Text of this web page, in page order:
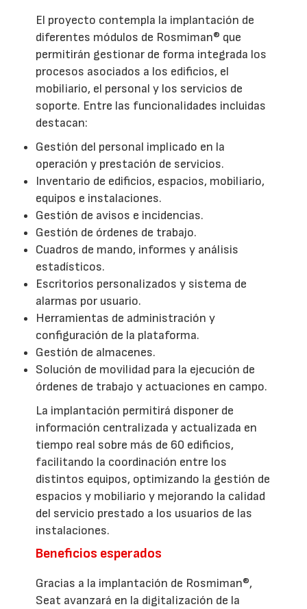
El proyecto contempla la implantación de
diferentes módulos de Rosmiman® que
permitirán gestionar de forma integrada los
procesos asociados a los edificios, el
mobiliario, el personal y los servicios de
soporte. Entre las funcionalidades incluidas
destacan:
Gestión del personal implicado en la
operación y prestación de servicios.
Inventario de edificios, espacios, mobiliario,
equipos e instalaciones.
Gestión de avisos e incidencias.
Gestión de órdenes de trabajo.
Cuadros de mando, informes y análisis
estadísticos.
Escritorios personalizados y sistema de
alarmas por usuario.
Herramientas de administración y
configuración de la plataforma.
Gestión de almacenes.
Solución de movilidad para la ejecución de
órdenes de trabajo y actuaciones en campo.
La implantación permitirá disponer de
información centralizada y actualizada en
tiempo real sobre más de 60 edificios,
facilitando la coordinación entre los
distintos equipos, optimizando la gestión de
espacios y mobiliario y mejorando la calidad
del servicio prestado a los usuarios de las
instalaciones.
Beneficios esperados
Gracias a la implantación de Rosmiman®,
Seat avanzará en la digitalización de la